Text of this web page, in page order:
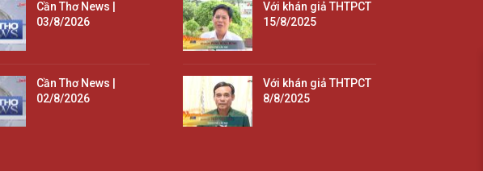
Cần Thơ News |
03/8/2026
Cần Thơ News |
02/8/2026
Với khán giả THTPCT
15/8/2025
Với khán giả THTPCT
8/8/2025